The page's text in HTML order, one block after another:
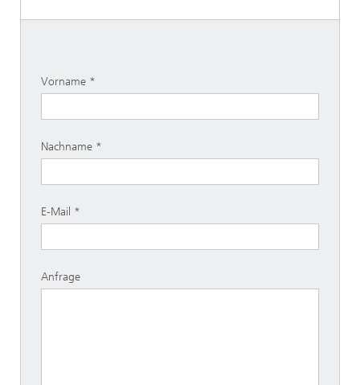
Vorname
Nachname
E-Mail
Anfrage